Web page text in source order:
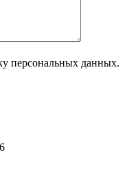
персональных данных.